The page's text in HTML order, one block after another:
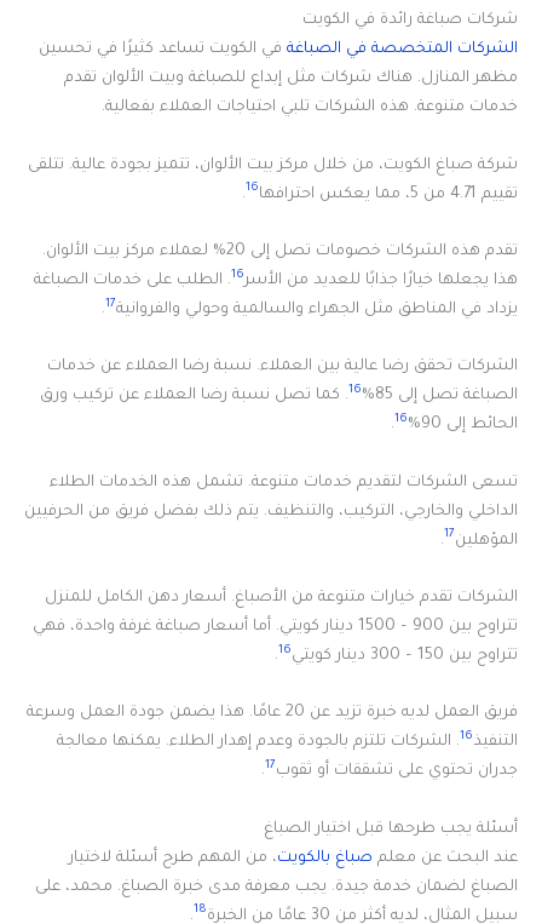
شركات صباغة رائدة في الكويت
الشركات المتخصصة في الصباغة في الكويت تساعد كثيرًا في تحسين
مظهر المنازل. هناك شركات مثل إبداع للصباغة وبيت الألوان تقدم
خدمات متنوعة. هذه الشركات تلبي احتياجات العملاء بفعالية.
شركة صباغ الكويت، من خلال مركز بيت الألوان، تتميز بجودة عالية. تتلقى
تقييم 4.71 من 5، مما يعكس احترافها
16
.
تقدم هذه الشركات خصومات تصل إلى 20% لعملاء مركز بيت الألوان.
هذا يجعلها خيارًا جذابًا للعديد من الأسر16. الطلب على خدمات الصباغة
يزداد في المناطق مثل الجهراء والسالمية وحولي والفروانية17
.
الشركات تحقق رضا عالية بين العملاء. نسبة رضا العملاء عن خدمات
الصباغة تصل إلى 85%
16. كما تصل نسبة رضا العملاء عن تركيب ورق
الحائط إلى 90%
16
.
تسعى الشركات لتقديم خدمات متنوعة. تشمل هذه الخدمات الطلاء
الداخلي والخارجي، التركيب، والتنظيف. يتم ذلك بفضل فريق من الحرفيين
المؤهلين17
.
الشركات تقدم خيارات متنوعة من الأصباغ. أسعار دهن الكامل للمنزل
تتراوح بين 900 – 1500 دينار كويتي. أما أسعار صباغة غرفة واحدة، فهي
تتراوح بين 150 – 300 دينار كويتي
16
.
فريق العمل لديه خبرة تزيد عن 20 عامًا. هذا يضمن جودة العمل وسرعة
التنفيذ16. الشركات تلتزم بالجودة وعدم إهدار الطلاء. يمكنها معالجة
جدران تحتوي على تشققات أو ثقوب17
.
أسئلة يجب طرحها قبل اختيار الصباغ
عند البحث عن معلم صباغ بالكويت، من المهم طرح أسئلة لاختيار
الصباغ لضمان خدمة جيدة. يجب معرفة مدى خبرة الصباغ. محمد، على
سبيل المثال، لديه أكثر من 30 عامًا من الخبرة
18
.